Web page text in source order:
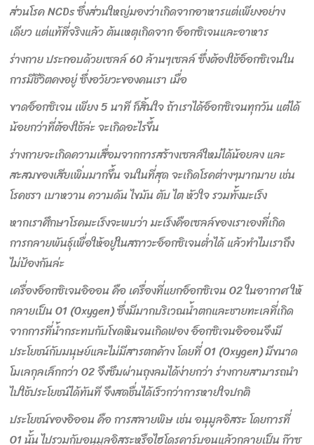
ส่วนโรค NCDs ซึ่งส่วนใหญ่มองว่าเกิดจากอาหารแต่เพียงอย่าง
เดียว แต่แท้ที่จริงแล้ว ต้นเหตุเกิดจาก อ็อกซิเจนและอาหาร
ร่างกาย ประกอบด้วยเซลล์ 60 ล้านๆเซลล์ ซึ่งต้องใช้อ็อกซิเจนใน
การมีชีวิตคงอยู่ ซึ่งอวัยวะของคนเรา เมื่อ
ขาดอ็อกซิเจน เพียง 5 นาที ก็สิ้นใจ ถ้าเราได้อ็อกซิเจนทุกวัน แต่ได้
น้อยกว่าที่ต้องใช้ล่ะ จะเกิดอะไรขึ้น
ร่างกายจะเกิดความเสื่อมจากการสร้างเซลล์ใหม่ได้น้อยลง และ
สะสมของเสียเพิ่มมากขึ้น จนในที่สุด จะเกิดโรคต่างๆมากมาย เช่น
โรคชรา เบาหวาน ความดัน ไขมัน ตับ ไต หัวใจ รวมทั้งมะเร็ง
หากเราศึกษาโรคมะเร็งจะพบว่า มะเร็งคือเซลล์ของเราเองที่เกิด
การกลายพันธุ์เพื่อให้อยู่ในสภาวะอ็อกซิเจนต่ำได้ แล้วทำไมเราถึง
ไม่ป้องกันล่ะ
เครื่องอ็อกซิเจนอิออน คือ เครื่องที่แยกอ็อกซิเจน O2 ในอากาศ ให้
กลายเป็น O1 (Oxygen) ซึ่งมีมากบริเวณน้ำตกและชายทะเลที่เกิด
จากการที่น้ำกระทบกับโขดหินจนเกิดฟอง อ็อกซิเจนอิออนจึงมี
ประโยชน์กับมนุษย์และไม่มีสารตกค้าง โดยที่ O1 (Oxygen) มีขนาด
โมเลกุลเล็กกว่า O2 จึงซึมผ่านถุงลมได้ง่ายกว่า ร่างกายสามารถนำ
ไปใช้ประโยชน์ได้ทันที จึงสดชื่นได้เร็วกว่าการหายใจปกติ
ประโยชน์ของอิออน คือ การสลายพิษ เช่น อนุมูลอิสระ โดยการที่
O1 นั้น ไปรวมกับอนุมูลอิสระหรือไฮโดรคาร์บอนแล้วกลายเป็น ก๊าซ